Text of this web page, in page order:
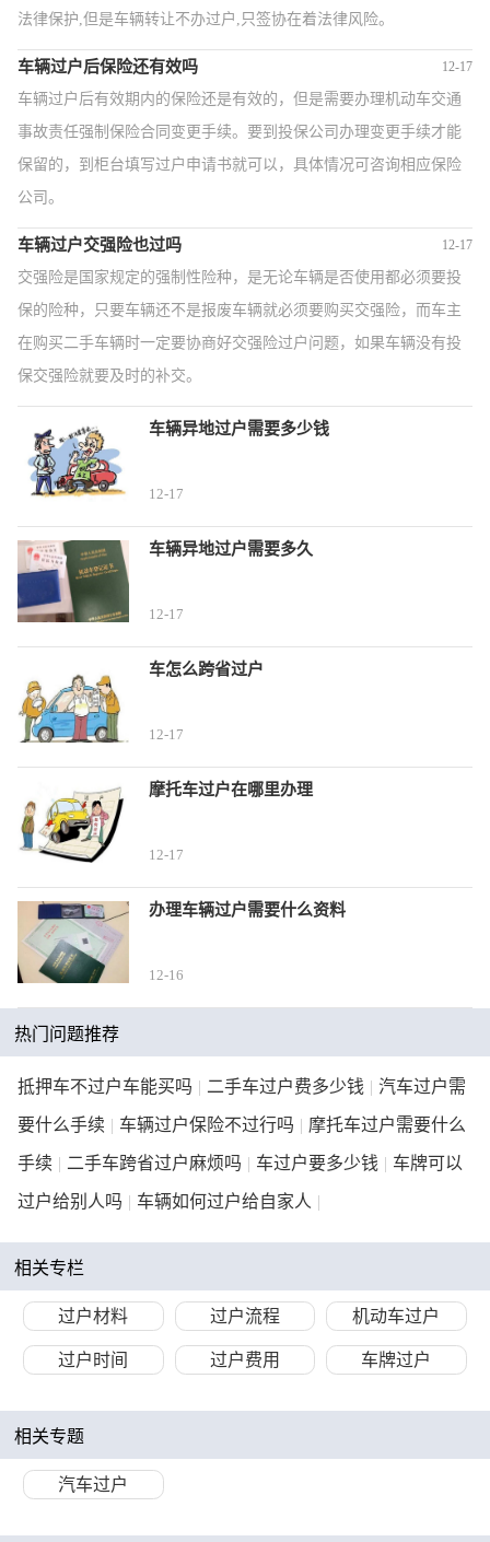
法律保护,但是车辆转让不办过户,只签协在着法律风险。
车辆过户后保险还有效吗 12-17
车辆过户后有效期内的保险还是有效的，但是需要办理机动车交通
事故责任强制保险合同变更手续。要到投保公司办理变更手续才能
保留的，到柜台填写过户申请书就可以，具体情况可咨询相应保险
公司。
车辆过户交强险也过吗 12-17
交强险是国家规定的强制性险种，是无论车辆是否使用都必须要投
保的险种，只要车辆还不是报废车辆就必须要购买交强险，而车主
在购买二手车辆时一定要协商好交强险过户问题，如果车辆没有投
保交强险就要及时的补交。
车辆异地过户需要多少钱
12-17
车辆异地过户需要多久
12-17
车怎么跨省过户
12-17
摩托车过户在哪里办理
12-17
办理车辆过户需要什么资料
12-16
热门问题推荐
抵押车不过户车能买吗 | 二手车过户费多少钱 | 汽车过户需
要什么手续 | 车辆过户保险不过行吗 | 摩托车过户需要什么
手续 | 二手车跨省过户麻烦吗 | 车过户要多少钱 | 车牌可以
过户给别人吗 | 车辆如何过户给自家人 |
相关专栏
过户材料 过户流程 机动车过户
过户时间 过户费用 车牌过户
相关专题
汽车过户